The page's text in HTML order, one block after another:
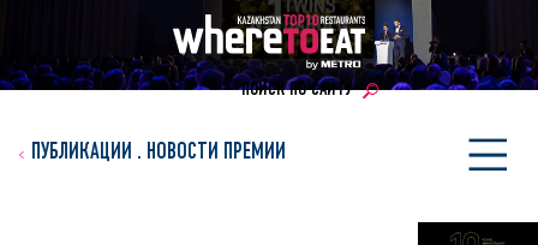
ПОИСК ПО САЙТУ
ПУБЛИКАЦИИ . НОВОСТИ ПРЕМИИ